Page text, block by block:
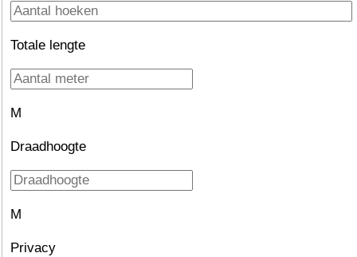
Totale lengte
M
Draadhoogte
M
Privacy